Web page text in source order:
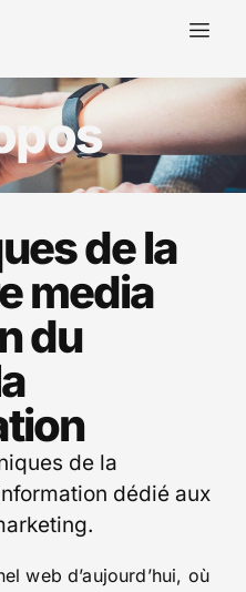
de la
media
du
de la
dédié aux
web d’aujourd’hui, où